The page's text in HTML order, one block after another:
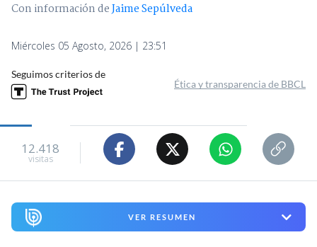
Con información deJaime Sepúlveda
Miércoles 05 Agosto, 2026 | 23:51
Seguimos criterios de
Ética y transparencia de BBCL
12.418
visitas
VER RESUMEN